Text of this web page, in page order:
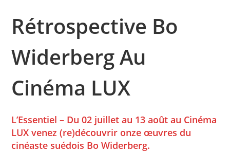
Rétrospective Bo
Widerberg Au
Cinéma LUX
L’Essentiel – Du 02 juillet au 13 août au Cinéma
LUX venez (re)découvrir onze œuvres du
cinéaste suédois Bo Widerberg.